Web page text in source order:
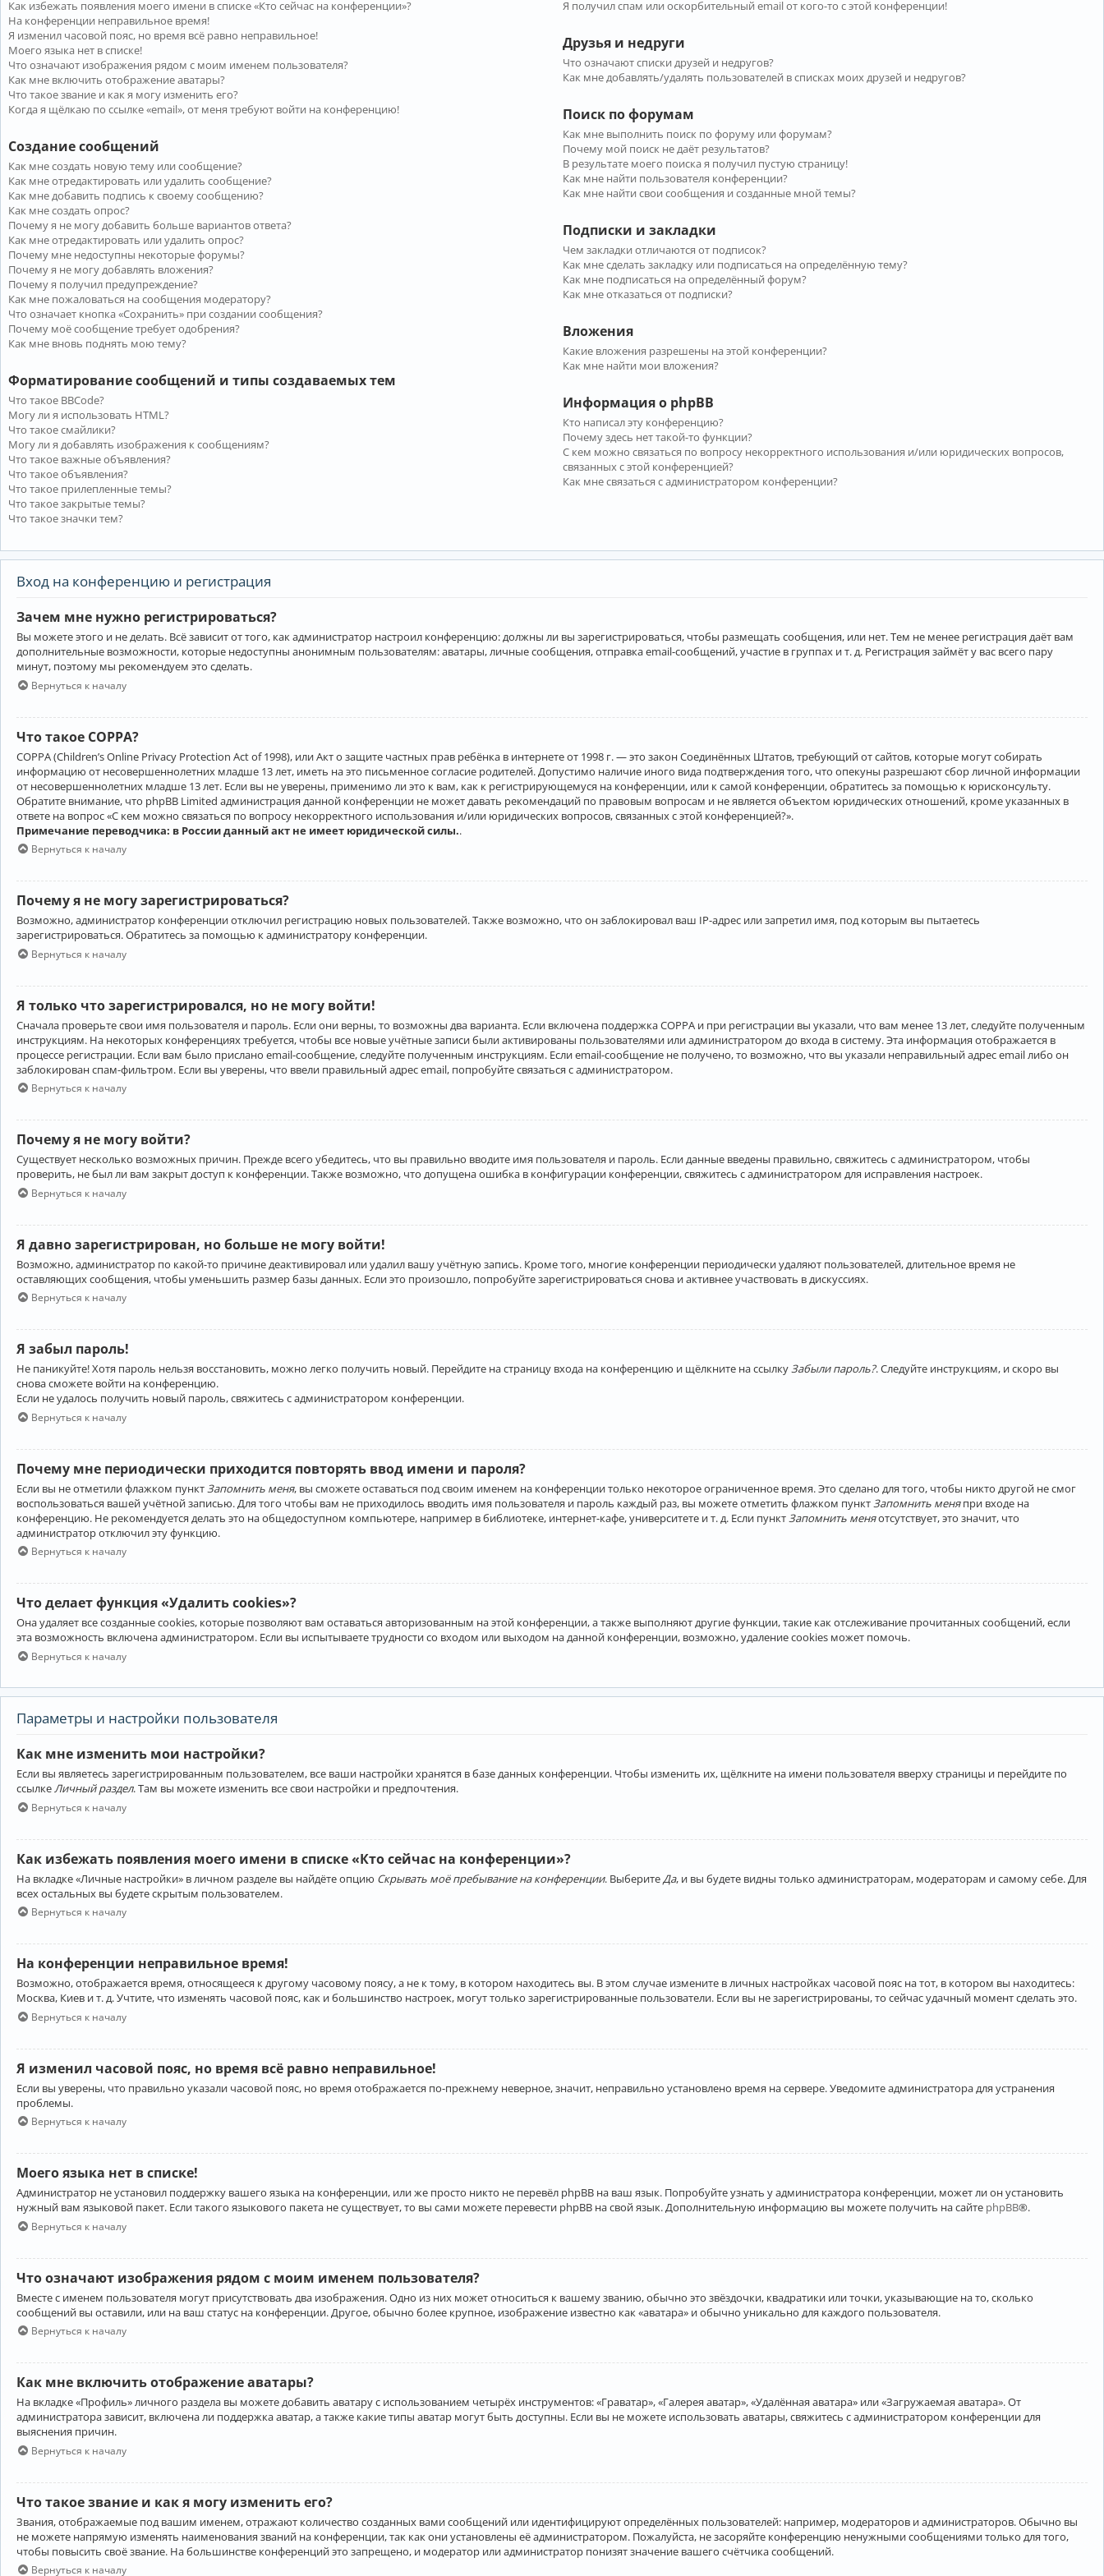
Как избежать появления моего имени в списке «Кто сейчас на конференции»?
На конференции неправильное время!
Я изменил часовой пояс, но время всё равно неправильное!
Моего языка нет в списке!
Что означают изображения рядом с моим именем пользователя?
Как мне включить отображение аватары?
Что такое звание и как я могу изменить его?
Когда я щёлкаю по ссылке «email», от меня требуют войти на конференцию!
Создание сообщений
Как мне создать новую тему или сообщение?
Как мне отредактировать или удалить сообщение?
Как мне добавить подпись к своему сообщению?
Как мне создать опрос?
Почему я не могу добавить больше вариантов ответа?
Как мне отредактировать или удалить опрос?
Почему мне недоступны некоторые форумы?
Почему я не могу добавлять вложения?
Почему я получил предупреждение?
Как мне пожаловаться на сообщения модератору?
Что означает кнопка «Сохранить» при создании сообщения?
Почему моё сообщение требует одобрения?
Как мне вновь поднять мою тему?
Форматирование сообщений и типы создаваемых тем
Что такое BBCode?
Могу ли я использовать HTML?
Что такое смайлики?
Могу ли я добавлять изображения к сообщениям?
Что такое важные объявления?
Что такое объявления?
Что такое прилепленные темы?
Что такое закрытые темы?
Что такое значки тем?
Я получил спам или оскорбительный email от кого-то с этой конференции!
Друзья и недруги
Что означают списки друзей и недругов?
Как мне добавлять/удалять пользователей в списках моих друзей и недругов?
Поиск по форумам
Как мне выполнить поиск по форуму или форумам?
Почему мой поиск не даёт результатов?
В результате моего поиска я получил пустую страницу!
Как мне найти пользователя конференции?
Как мне найти свои сообщения и созданные мной темы?
Подписки и закладки
Чем закладки отличаются от подписок?
Как мне сделать закладку или подписаться на определённую тему?
Как мне подписаться на определённый форум?
Как мне отказаться от подписки?
Вложения
Какие вложения разрешены на этой конференции?
Как мне найти мои вложения?
Информация о phpBB
Кто написал эту конференцию?
Почему здесь нет такой-то функции?
С кем можно связаться по вопросу некорректного использования и/или юридических вопросов,
связанных с этой конференцией?
Как мне связаться с администратором конференции?
Вход на конференцию и регистрация
Зачем мне нужно регистрироваться?
Вы можете этого и не делать. Всё зависит от того, как администратор настроил конференцию: должны ли вы зарегистрироваться, чтобы размещать сообщения, или нет. Тем не менее регистрация даёт вам
дополнительные возможности, которые недоступны анонимным пользователям: аватары, личные сообщения, отправка email-сообщений, участие в группах и т. д. Регистрация займёт у вас всего пару
минут, поэтому мы рекомендуем это сделать.
Вернуться к началу
Что такое COPPA?
COPPA (Children’s Online Privacy Protection Act of 1998), или Акт о защите частных прав ребёнка в интернете от 1998 г. — это закон Соединённых Штатов, требующий от сайтов, которые могут собирать
информацию от несовершеннолетних младше 13 лет, иметь на это письменное согласие родителей. Допустимо наличие иного вида подтверждения того, что опекуны разрешают сбор личной информации
от несовершеннолетних младше 13 лет. Если вы не уверены, применимо ли это к вам, как к регистрирующемуся на конференции, или к самой конференции, обратитесь за помощью к юрисконсульту.
Обратите внимание, что phpBB Limited администрация данной конференции не может давать рекомендаций по правовым вопросам и не является объектом юридических отношений, кроме указанных в
ответе на вопрос «С кем можно связаться по вопросу некорректного использования и/или юридических вопросов, связанных с этой конференцией?».
Примечание переводчика: в России данный акт не имеет юридической силы..
Вернуться к началу
Почему я не могу зарегистрироваться?
Возможно, администратор конференции отключил регистрацию новых пользователей. Также возможно, что он заблокировал ваш IP-адрес или запретил имя, под которым вы пытаетесь
зарегистрироваться. Обратитесь за помощью к администратору конференции.
Вернуться к началу
Я только что зарегистрировался, но не могу войти!
Сначала проверьте свои имя пользователя и пароль. Если они верны, то возможны два варианта. Если включена поддержка COPPA и при регистрации вы указали, что вам менее 13 лет, следуйте полученным
инструкциям. На некоторых конференциях требуется, чтобы все новые учётные записи были активированы пользователями или администратором до входа в систему. Эта информация отображается в
процессе регистрации. Если вам было прислано email-сообщение, следуйте полученным инструкциям. Если email-сообщение не получено, то возможно, что вы указали неправильный адрес email либо он
заблокирован спам-фильтром. Если вы уверены, что ввели правильный адрес email, попробуйте связаться с администратором.
Вернуться к началу
Почему я не могу войти?
Существует несколько возможных причин. Прежде всего убедитесь, что вы правильно вводите имя пользователя и пароль. Если данные введены правильно, свяжитесь с администратором, чтобы
проверить, не был ли вам закрыт доступ к конференции. Также возможно, что допущена ошибка в конфигурации конференции, свяжитесь с администратором для исправления настроек.
Вернуться к началу
Я давно зарегистрирован, но больше не могу войти!
Возможно, администратор по какой-то причине деактивировал или удалил вашу учётную запись. Кроме того, многие конференции периодически удаляют пользователей, длительное время не
оставляющих сообщения, чтобы уменьшить размер базы данных. Если это произошло, попробуйте зарегистрироваться снова и активнее участвовать в дискуссиях.
Вернуться к началу
Я забыл пароль!
Не паникуйте! Хотя пароль нельзя восстановить, можно легко получить новый. Перейдите на страницу входа на конференцию и щёлкните на ссылкуЗабыли пароль?. Следуйте инструкциям, и скоро вы
снова сможете войти на конференцию.
Если не удалось получить новый пароль, свяжитесь с администратором конференции.
Вернуться к началу
Почему мне периодически приходится повторять ввод имени и пароля?
Если вы не отметили флажком пункт Запомнить меня, вы сможете оставаться под своим именем на конференции только некоторое ограниченное время. Это сделано для того, чтобы никто другой не смог
воспользоваться вашей учётной записью. Для того чтобы вам не приходилось вводить имя пользователя и пароль каждый раз, вы можете отметить флажком пункт Запомнить меняпри входе на
конференцию. Не рекомендуется делать это на общедоступном компьютере, например в библиотеке, интернет-кафе, университете и т. д. Если пункт Запомнить меняотсутствует, это значит, что
администратор отключил эту функцию.
Вернуться к началу
Что делает функция «Удалить cookies»?
Она удаляет все созданные cookies, которые позволяют вам оставаться авторизованным на этой конференции, а также выполняют другие функции, такие как отслеживание прочитанных сообщений, если
эта возможность включена администратором. Если вы испытываете трудности со входом или выходом на данной конференции, возможно, удаление cookies может помочь.
Вернуться к началу
Параметры и настройки пользователя
Как мне изменить мои настройки?
Если вы являетесь зарегистрированным пользователем, все ваши настройки хранятся в базе данных конференции. Чтобы изменить их, щёлкните на имени пользователя вверху страницы и перейдите по
ссылкеЛичный раздел. Там вы можете изменить все свои настройки и предпочтения.
Вернуться к началу
Как избежать появления моего имени в списке «Кто сейчас на конференции»?
На вкладке «Личные настройки» в личном разделе вы найдёте опцию Скрывать моё пребывание на конференции. Выберите Да, и вы будете видны только администраторам, модераторам и самому себе. Для
всех остальных вы будете скрытым пользователем.
Вернуться к началу
На конференции неправильное время!
Возможно, отображается время, относящееся к другому часовому поясу, а не к тому, в котором находитесь вы. В этом случае измените в личных настройках часовой пояс на тот, в котором вы находитесь:
Москва, Киев и т. д. Учтите, что изменять часовой пояс, как и большинство настроек, могут только зарегистрированные пользователи. Если вы не зарегистрированы, то сейчас удачный момент сделать это.
Вернуться к началу
Я изменил часовой пояс, но время всё равно неправильное!
Если вы уверены, что правильно указали часовой пояс, но время отображается по-прежнему неверное, значит, неправильно установлено время на сервере. Уведомите администратора для устранения
проблемы.
Вернуться к началу
Моего языка нет в списке!
Администратор не установил поддержку вашего языка на конференции, или же просто никто не перевёл phpBB на ваш язык. Попробуйте узнать у администратора конференции, может ли он установить
нужный вам языковой пакет. Если такого языкового пакета не существует, то вы сами можете перевести phpBB на свой язык. Дополнительную информацию вы можете получить на сайте phpBB®.
Вернуться к началу
Что означают изображения рядом с моим именем пользователя?
Вместе с именем пользователя могут присутствовать два изображения. Одно из них может относиться к вашему званию, обычно это звёздочки, квадратики или точки, указывающие на то, сколько
сообщений вы оставили, или на ваш статус на конференции. Другое, обычно более крупное, изображение известно как «аватара» и обычно уникально для каждого пользователя.
Вернуться к началу
Как мне включить отображение аватары?
На вкладке «Профиль» личного раздела вы можете добавить аватару с использованием четырёх инструментов: «Граватар», «Галерея аватар», «Удалённая аватара» или «Загружаемая аватара». От
администратора зависит, включена ли поддержка аватар, а также какие типы аватар могут быть доступны. Если вы не можете использовать аватары, свяжитесь с администратором конференции для
выяснения причин.
Вернуться к началу
Что такое звание и как я могу изменить его?
Звания, отображаемые под вашим именем, отражают количество созданных вами сообщений или идентифицируют определённых пользователей: например, модераторов и администраторов. Обычно вы
не можете напрямую изменять наименования званий на конференции, так как они установлены её администратором. Пожалуйста, не засоряйте конференцию ненужными сообщениями только для того,
чтобы повысить своё звание. На большинстве конференций это запрещено, и модератор или администратор понизят значение вашего счётчика сообщений.
Вернуться к началу